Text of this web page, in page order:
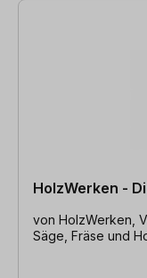
3 Artikel gefunden
HolzWerken -
von HolzWerken,
Säge, Fräse und